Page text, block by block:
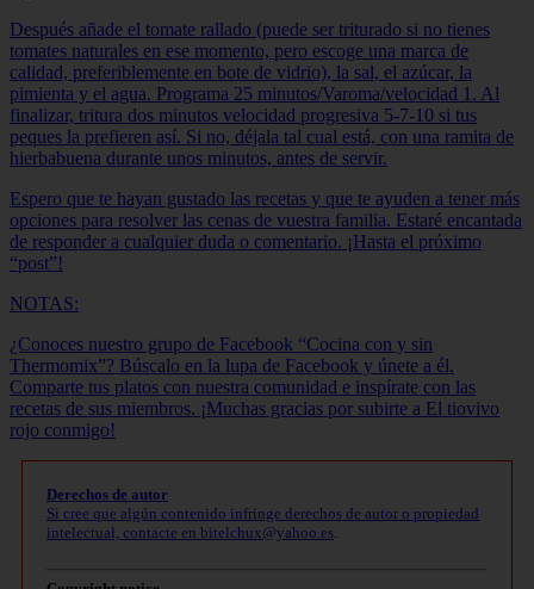
Después añade el tomate rallado (puede ser triturado si no tienes
tomates naturales en ese momento, pero escoge una marca de
calidad, preferiblemente en bote de vidrio), la sal, el azúcar, la
pimienta y el agua. Programa 25 minutos/Varoma/velocidad 1. Al
finalizar, tritura dos minutos velocidad progresiva 5-7-10 si tus
peques la prefieren así. Si no, déjala tal cual está, con una ramita de
hierbabuena durante unos minutos, antes de servir.
Espero que te hayan gustado las recetas y que te ayuden a tener más
opciones para resolver las cenas de vuestra familia. Estaré encantada
de responder a cualquier duda o comentario. ¡Hasta el próximo
“post”!
NOTAS:
¿Conoces nuestro grupo de Facebook “Cocina con y sin
Thermomix”? Búscalo en la lupa de Facebook y únete a él.
Comparte tus platos con nuestra comunidad e inspírate con las
recetas de sus miembros. ¡Muchas gracias por subirte a El tiovivo
rojo conmigo!
Derechos de autor
Si cree que algún contenido infringe derechos de autor o propiedad
intelectual, contacte en bitelchux@yahoo.es